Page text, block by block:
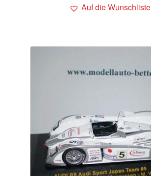
Auf die Wunschliste